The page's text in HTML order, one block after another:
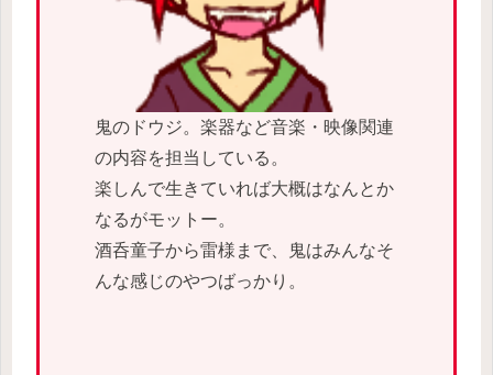
鬼のドウジ。楽器など音楽・映像関連
の内容を担当している。
楽しんで生きていれば大概はなんとか
なるがモットー。
酒呑童子から雷様まで、鬼はみんなそ
んな感じのやつばっかり。